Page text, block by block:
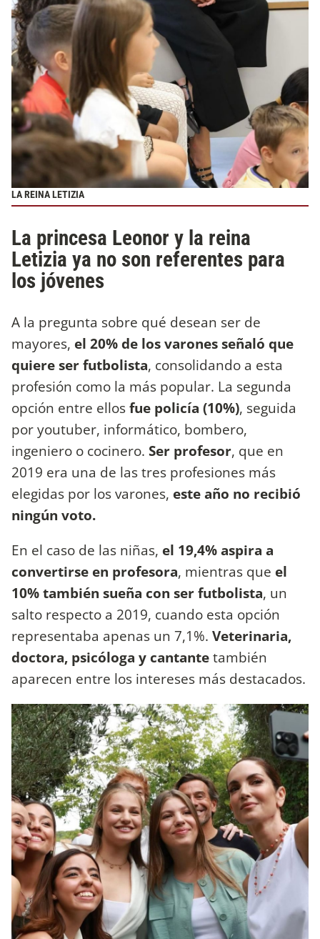
LA REINA LETIZIA
La princesa Leonor y la reina
Letizia ya no son referentes para
los jóvenes
A la pregunta sobre qué desean ser de
mayores, el 20% de los varones señaló que
quiere ser futbolista, consolidando a esta
profesión como la más popular. La segunda
opción entre ellosfue policía (10%), seguida
por youtuber, informático, bombero,
ingeniero o cocinero. Ser profesor, que en
2019 era una de las tres profesiones más
elegidas por los varones, este año no recibió
ningún voto.
En el caso de las niñas, el 19,4% aspira a
convertirse en profesora, mientras que el
10% también sueña con ser futbolista, un
salto respecto a 2019, cuando esta opción
representaba apenas un 7,1%. Veterinaria,
doctora, psicóloga y cantantetambién
aparecen entre los intereses más destacados.